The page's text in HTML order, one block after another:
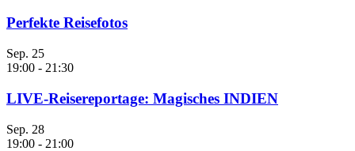
Perfekte Reisefotos
Sep. 25
19:00 - 21:30
LIVE-Reisereportage: Magisches INDIEN
Sep. 28
19:00 - 21:00